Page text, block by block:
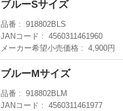
ブルーSサイズ
品番
918802BLS
JANコード
4560311461960
メーカー希望小売価格
4,900円
ブルーMサイズ
品番
918802BLM
JANコード
4560311461977